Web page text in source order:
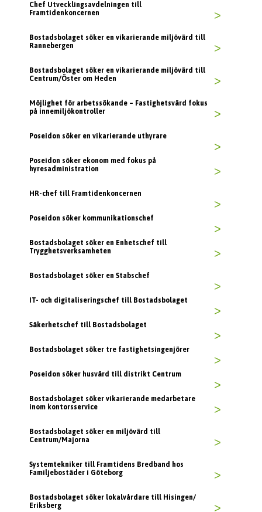
Chef Utvecklingsavdelningen till
Framtidenkoncernen
>
Bostadsbolaget söker en vikarierande miljövärd till
Rannebergen
>
Bostadsbolaget söker en vikarierande miljövärd till
Centrum/Öster om Heden
>
Möjlighet för arbetssökande – Fastighetsvärd fokus
på innemiljökontroller
>
Poseidon söker en vikarierande uthyrare
>
Poseidon söker ekonom med fokus på
hyresadministration
>
HR-chef till Framtidenkoncernen
>
Poseidon söker kommunikationschef
>
Bostadsbolaget söker en Enhetschef till
Trygghetsverksamheten
>
Bostadsbolaget söker en Stabschef
>
IT- och digitaliseringschef till Bostadsbolaget
>
Säkerhetschef till Bostadsbolaget
>
Bostadsbolaget söker tre fastighetsingenjörer
>
Poseidon söker husvärd till distrikt Centrum
>
Bostadsbolaget söker vikarierande medarbetare
inom kontorsservice
>
Bostadsbolaget söker en miljövärd till
Centrum/Majorna
>
Systemtekniker till Framtidens Bredband hos
Familjebostäder i Göteborg
>
Bostadsbolaget söker lokalvårdare till Hisingen/
Eriksberg
>